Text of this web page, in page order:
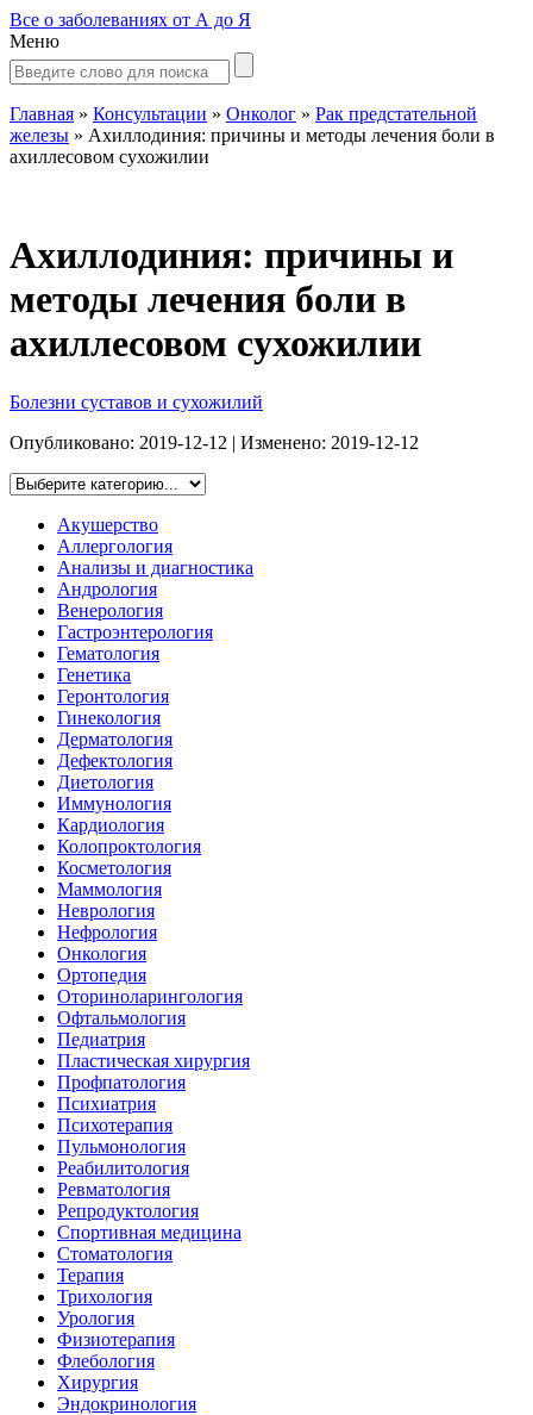
Все о заболеваниях от А до Я
Меню
Главная » Консультации » Онколог » Рак предстательной
железы » Ахиллодиния: причины и методы лечения боли в
ахиллесовом сухожилии
Ахиллодиния: причины и
методы лечения боли в
ахиллесовом сухожилии
Болезни суставов и сухожилий
Опубликовано: 2019-12-12 | Изменено: 2019-12-12
Акушерство
Аллергология
Анализы и диагностика
Андрология
Венерология
Гастроэнтерология
Гематология
Генетика
Геронтология
Гинекология
Дерматология
Дефектология
Диетология
Иммунология
Кардиология
Колопроктология
Косметология
Маммология
Неврология
Нефрология
Онкология
Ортопедия
Оториноларингология
Офтальмология
Педиатрия
Пластическая хирургия
Профпатология
Психиатрия
Психотерапия
Пульмонология
Реабилитология
Ревматология
Репродуктология
Спортивная медицина
Стоматология
Терапия
Трихология
Урология
Физиотерапия
Флебология
Хирургия
Эндокринология